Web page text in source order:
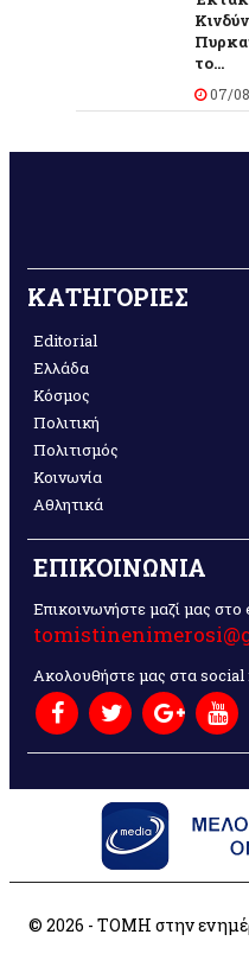
το...
07/
ΚΑΤΗΓΟΡΙΕΣ
Editorial
Ελλάδα
Κόσμος
Πολιτική
Πολιτισμός
Κοινωνία
Αθλητικά
ΕΠΙΚΟΙΝΩΝΙΑ
Επικοινωνήστε μαζί μας
Ακολουθήστε μας στα
© 2026 - ΤΟΜΗ στην